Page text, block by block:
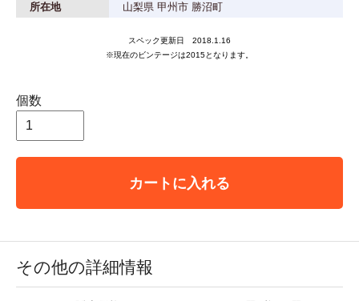
所在地
山梨県 甲州市 勝沼町
スペック更新日 2018.1.16
※現在のビンテージは2015となります。
個数
カートに入れる
その他の詳細情報